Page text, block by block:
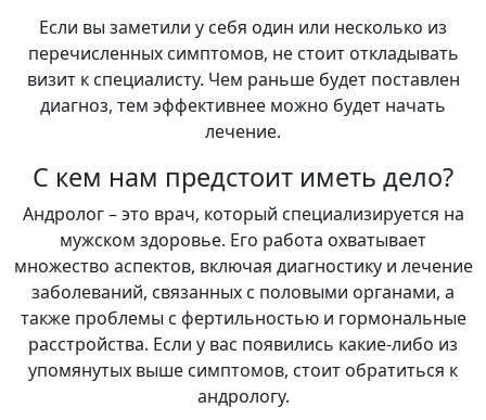
Если вы заметили у себя один или несколько из
перечисленных симптомов, не стоит откладывать
визит к специалисту. Чем раньше будет поставлен
диагноз, тем эффективнее можно будет начать
лечение.
С кем нам предстоит иметь дело?
Андролог – это врач, который специализируется на
мужском здоровье. Его работа охватывает
множество аспектов, включая диагностику и лечение
заболеваний, связанных с половыми органами, а
также проблемы с фертильностью и гормональные
расстройства. Если у вас появились какие-либо из
упомянутых выше симптомов, стоит обратиться к
андрологу.